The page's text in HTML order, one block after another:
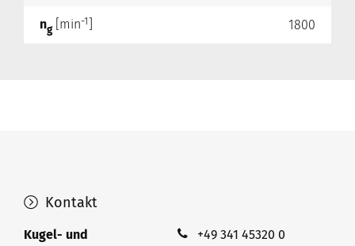
ng[min-1 1800
Kontakt
Kugel- und
+49 341 45320 0